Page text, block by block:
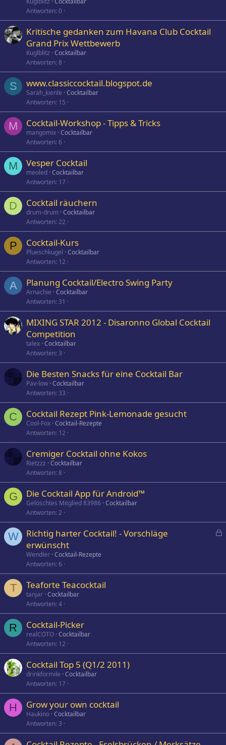
Antworten 0
Kritische gedanken zum Havana Club Cocktail
Grand Prix Wettbewerb
Kuglblitz Cocktailbar
Antworten 8
S www.classiccocktail.blogspot.de
Sarah_kienle Cocktailbar
Antworten 15
M Cocktail-Workshop - Tipps & Tricks
mangomix Cocktailbar
Antworten 6
M Vesper Cocktail
meoled Cocktailbar
Antworten 17
D Cocktail räuchern
drum-drum Cocktailbar
Antworten 22
P Cocktail-Kurs
Plueschkugel Cocktailbar
Antworten 12
A Planung Cocktail/Electro Swing Party
Arnachie Cocktailbar
Antworten 31
MIXING STAR 2012 - Disaronno Global Cocktail
Competition
talex Cocktailbar
Antworten 3
Die Besten Snacks für eine Cocktail Bar
Pav-low Cocktailbar
Antworten 33
C Cocktail Rezept Pink-Lemonade gesucht
Cool-Fox Cocktail-Rezepte
Antworten 12
Cremiger Cocktail ohne Kokos
Rietzzz Cocktailbar
Antworten 8
G Die Cocktail App für Android™
Gelöschtes Mitglied 83986 Cocktailbar
Antworten 2
W
e
Richtig harter Cocktail! - Vorschläge
erwünscht
Wendler Cocktail-Rezepte
Antworten 6
T Teaforte Teacocktail
tanjar Cocktailbar
Antworten 4
R Cocktail-Picker
realCOTO Cocktailbar
Antworten 12
Cocktail Top 5 (Q1/2 2011)
drinkformile Cocktailbar
Antworten 17
H Grow your own cocktail
Haukino Cocktailbar
Antworten 3